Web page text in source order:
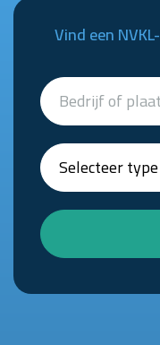
Vind een